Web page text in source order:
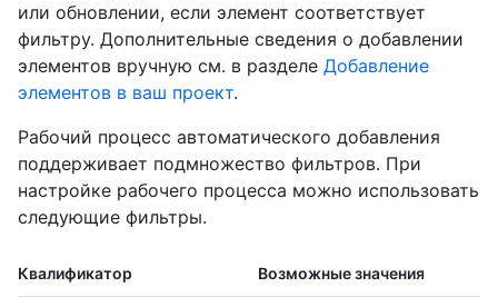
или обновлении, если элемент соответствует
фильтру. Дополнительные сведения о добавлении
элементов вручную см. в разделе Добавление
элементов в ваш проект.
Рабочий процесс автоматического добавления
поддерживает подмножество фильтров. При
настройке рабочего процесса можно использовать
следующие фильтры.
Квалификатор Возможные значения